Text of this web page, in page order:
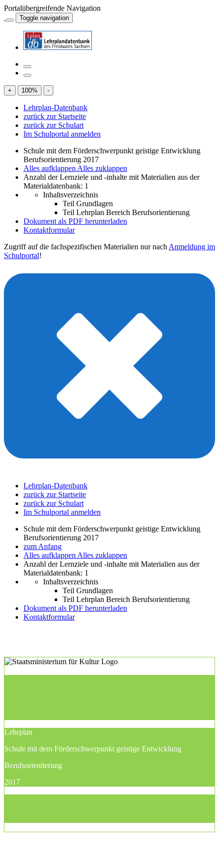
Portalübergreifende Navigation
Toggle navigation
+ 100% -
Lehrplan-Datenbank
zurück zur Startseite
zurück zur Schulart
Im Schulportal anmelden
Schule mit dem Förderschwerpunkt geistige Entwicklung
Berufsorientierung 2017
Alles aufklappen Alles zuklappen
Anzahl der Lernziele und -inhalte mit Materialien aus der
Materialdatenbank: 1
Inhaltsverzeichnis
Teil Grundlagen
Teil Lehrplan Bereich Berufsorientierung
Dokument als PDF herunterladen
Kontaktformular
Zugriff auf die fachspezifischen Materialien nur nach Anmeldung im
Schulportal!
Lehrplan-Datenbank
zurück zur Startseite
zurück zur Schulart
Im Schulportal anmelden
Schule mit dem Förderschwerpunkt geistige Entwicklung
Berufsorientierung 2017
zum Anfang
Alles aufklappen Alles zuklappen
Anzahl der Lernziele und -inhalte mit Materialien aus der
Materialdatenbank: 1
Inhaltsverzeichnis
Teil Grundlagen
Teil Lehrplan Bereich Berufsorientierung
Dokument als PDF herunterladen
Kontaktformular
Lehrplan
Schule mit dem Förderschwerpunkt geistige Entwicklung
Berufsorientierung
2017